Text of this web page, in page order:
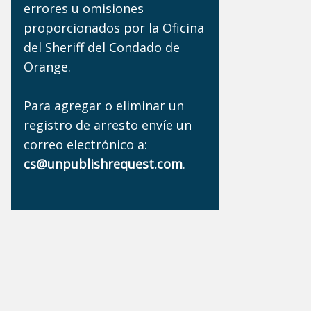
errores u omisiones
proporcionados por la Oficina
del Sheriff del Condado de
Orange.
Para agregar o eliminar un
registro de arresto envíe un
correo electrónico a:
cs@unpublishrequest.com.